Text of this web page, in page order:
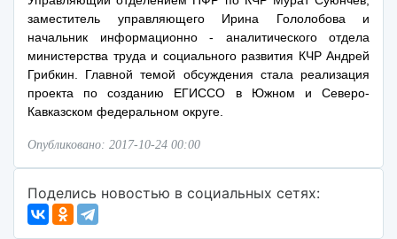
заместитель управляющего Ирина Гололобова и
начальник информационно - аналитического отдела
министерства труда и социального развития КЧР Андрей
Грибкин. Главной темой обсуждения стала реализация
проекта по созданию ЕГИССО в Южном и Северо-
Кавказском федеральном округе.
Опубликовано: 2017-10-24 00:00
Поделись новостью в социальных сетях: